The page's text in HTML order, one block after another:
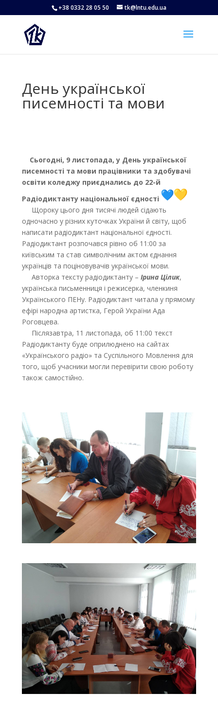
+38 0332 28 05 50 tk@lntu.edu.ua
День української
писемності та мови
Сьогодні, 9 листопада, у День української
писемності та мови працівники та здобувачі
освіти коледжу приєднались до 22-й
Радіодиктанту національної єдності
Щороку цього дня тисячі людей сідають
одночасно у різних куточках України й світу, щоб
написати радіодиктант національної єдності.
Радіодиктант розпочався рівно об 11:00 за
київським та став символічним актом єднання
українців та поціновувачів української мови.
Авторка тексту радіодиктанту – Ірина Цілик,
українська письменниця і режисерка, членкиня
Українського ПЕНу. Радіодиктант читала у прямому
ефірі народна артистка, Герой України Ада
Роговцева.
Післязавтра, 11 листопада, об 11:00 текст
Радіодиктанту буде оприлюднено на сайтах
«Українського радіо» та Суспільного Мовлення для
того, щоб учасники могли перевірити свою роботу
також самостійно.